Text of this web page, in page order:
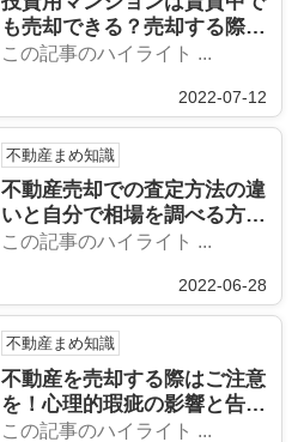
も売却できる？売却する際の
注意点も解説！
この記事のハイライト ...
2022-07-12
不動産まめ知識
不動産売却での査定方法の違
いと自分で相場を調べる方法
を解説
この記事のハイライト ...
2022-06-28
不動産まめ知識
不動産を売却する際はご注意
を！心理的瑕疵の影響と告知
義務について
この記事のハイライト ...